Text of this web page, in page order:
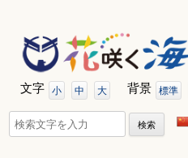
動
文字 小 中 大 背景 標準
検
索: